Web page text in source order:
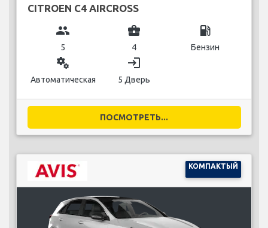
CITROEN C4 AIRCROSS
group
5
business_center
4
local_gas_station
Бензин
miscellaneous_services
Автоматическая
login
5 Дверь
ПОСМОТРЕТЬ...
КОМПАКТЫЙ